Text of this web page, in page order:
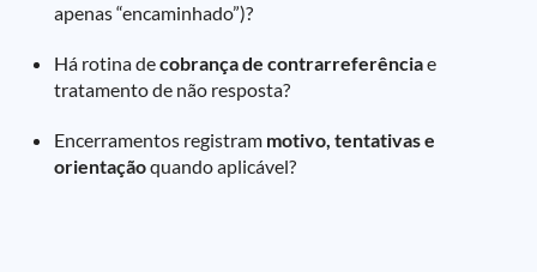
apenas “encaminhado”)?
Há rotina decobrança de contrarreferênciae
tratamento de não resposta?
Encerramentos registram motivo, tentativas e
orientaçãoquando aplicável?